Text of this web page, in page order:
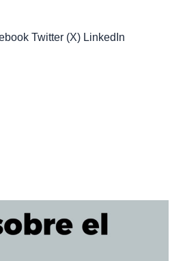
Twitter (X) LinkedIn